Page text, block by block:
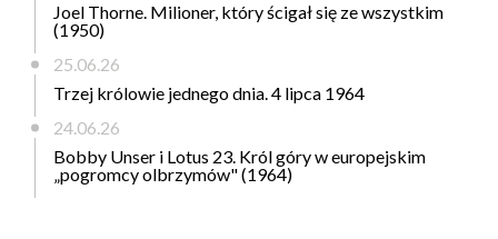
Joel Thorne. Milioner, który ścigał się ze wszystkim
(1950)
25.06.26
Trzej królowie jednego dnia. 4 lipca 1964
24.06.26
Bobby Unser i Lotus 23. Król góry w europejskim
„pogromcy olbrzymów" (1964)